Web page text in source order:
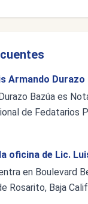
Armando
Bazúa es
de Fedatarios
oficina de Lic.
en Boulevard
Rosarito, Baja